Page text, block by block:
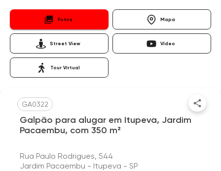
Fotos Mapa
Street View Vídeo
Tour Virtual
GA0322
Galpão para alugar em Itupeva, Jardim
Pacaembu, com 350 m²
Rua Paulo Rodrigues, 544
Jardim Pacaembu - Itupeva - SP